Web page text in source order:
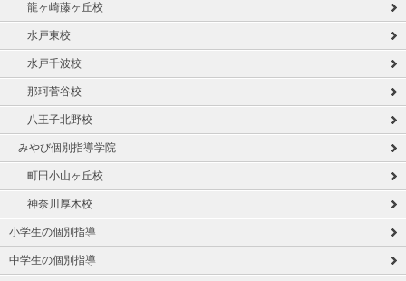
龍ヶ崎藤ヶ丘校
水戸東校
水戸千波校
那珂菅谷校
八王子北野校
みやび個別指導学院
町田小山ヶ丘校
神奈川厚木校
小学生の個別指導
中学生の個別指導